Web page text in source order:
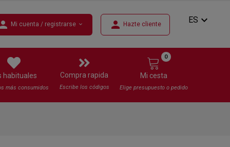
Mi cuenta / registrarse expand_more person Hazte cliente ES expand_more
habituales
más consumidos
Compra rapida
Escribe los códigos
Mi cesta
0
Elige presupuesto o pedido